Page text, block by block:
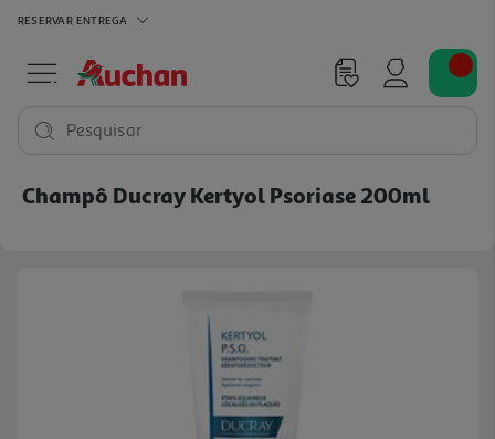
RESERVAR ENTREGA
Pesquisar
Champô Ducray Kertyol Psoriase 200ml